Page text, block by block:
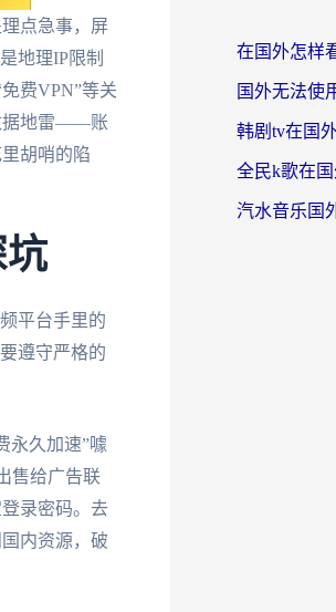
点急事，屏
地理IP限制
费VPN”等关
据地雷——账
胡哨的陷
坑
平台手里的
遵守严格的
永久加速”噱
售给广告联
录密码。去
内资源，破